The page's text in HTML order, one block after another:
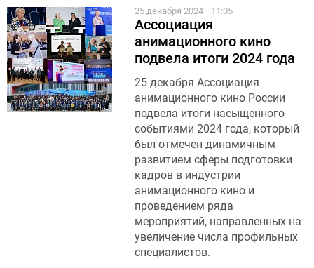
25 декабря 2024 11:05
Ассоциация
анимационного кино
подвела итоги 2024 года
25 декабря Ассоциация
анимационного кино России
подвела итоги насыщенного
событиями 2024 года, который
был отмечен динамичным
развитием сферы подготовки
кадров в индустрии
анимационного кино и
проведением ряда
мероприятий, направленных на
увеличение числа профильных
специалистов.